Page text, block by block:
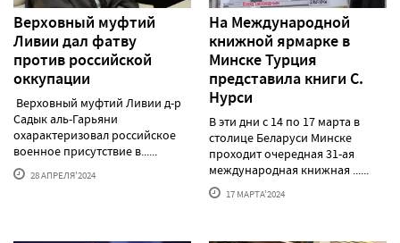
Верховный муфтий
Ливии дал фатву
против российской
оккупации
Верховный муфтий Ливии д-р
Садык аль-Гарьяни
охарактеризовал российское
военное присутствие в......
28 АПРЕЛЯ'2024
На Международной
книжной ярмарке в
Минске Турция
представила книги С.
Нурси
В эти дни с 14 по 17 марта в
столице Беларуси Минске
проходит очередная 31-ая
международная книжная ......
17 МАРТА'2024